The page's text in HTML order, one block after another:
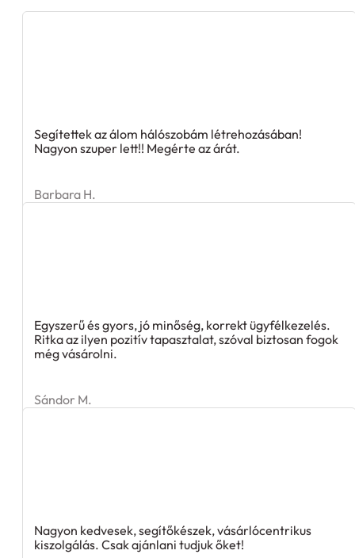
Segítettek az álom hálószobám létrehozásában!
Nagyon szuper lett!! Megérte az árát.
Barbara H.
Egyszerű és gyors, jó minőség, korrekt ügyfélkezelés.
Ritka az ilyen pozitív tapasztalat, szóval biztosan fogok
még vásárolni.
Sándor M.
Nagyon kedvesek, segítőkészek, vásárlócentrikus
kiszolgálás. Csak ajánlani tudjuk őket!